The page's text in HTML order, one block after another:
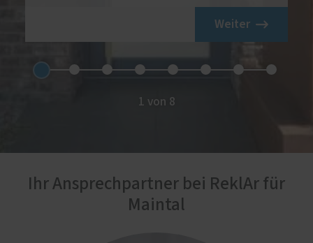
Weiter
1 von 8
Ihr Ansprechpartner bei ReklAr für
Maintal